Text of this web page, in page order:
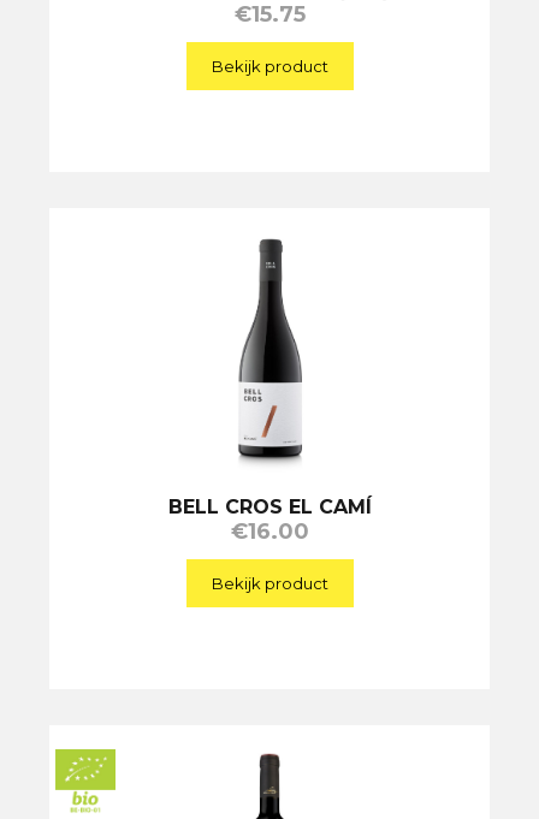
€15.75
Bekijk product
BELL CROS EL CAMÍ
€16.00
Bekijk product